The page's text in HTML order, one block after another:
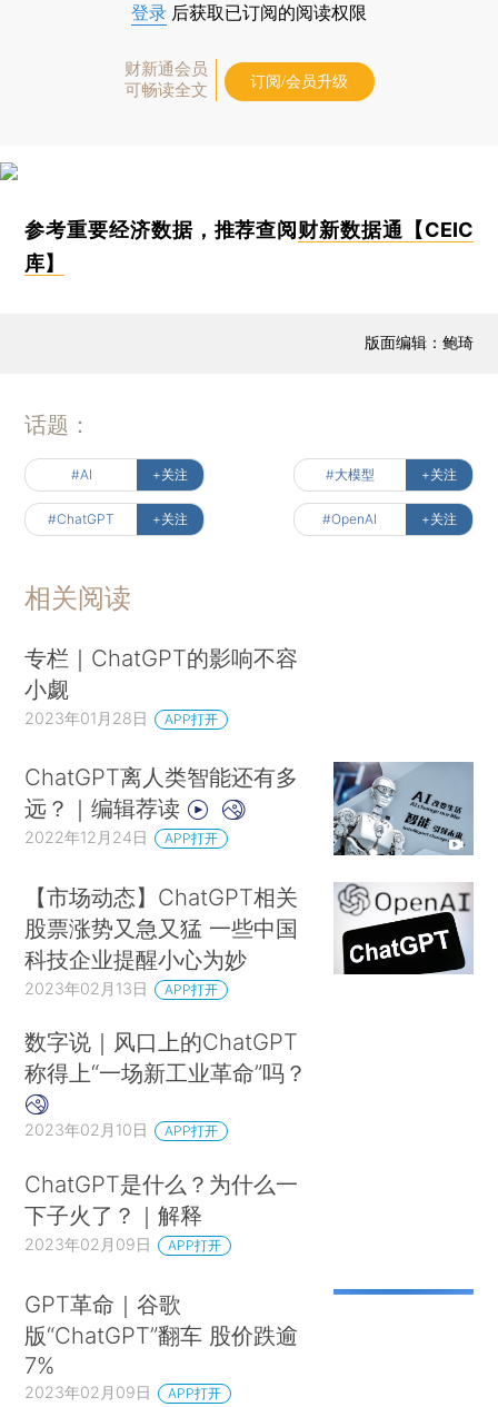
登录 后获取已订阅的阅读权限
财新通会员
可畅读全文
订阅/会员升级
参考重要经济数据，推荐查阅 财新数据通【CEIC
库】
版面编辑：鲍琦
话题：
#AI +关注 #大模型 +关注
#ChatGPT +关注 #OpenAI +关注
相关阅读
专栏｜ChatGPT的影响不容
小觑
2023年01月28日 APP打开
ChatGPT离人类智能还有多
远？｜编辑荐读
2022年12月24日 APP打开
【市场动态】ChatGPT相关
股票涨势又急又猛 一些中国
科技企业提醒小心为妙
2023年02月13日 APP打开
数字说｜风口上的ChatGPT
称得上“一场新工业革命”吗？
2023年02月10日 APP打开
ChatGPT是什么？为什么一
下子火了？｜解释
2023年02月09日 APP打开
GPT革命｜谷歌
版“ChatGPT”翻车 股价跌逾
7%
2023年02月09日 APP打开